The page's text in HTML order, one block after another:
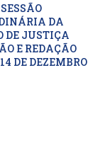
DA
DE JUSTIÇA
E REDAÇÃO
DE DEZEMBRO